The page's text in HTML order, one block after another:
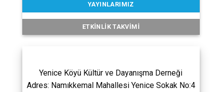
YAYINLARIMIZ
ETKINLIK TAKVIMI
Yenice Köyü Kültür ve Dayanışma Derneği
Adres: Namıkkemal Mahallesi Yenice Sokak No:4